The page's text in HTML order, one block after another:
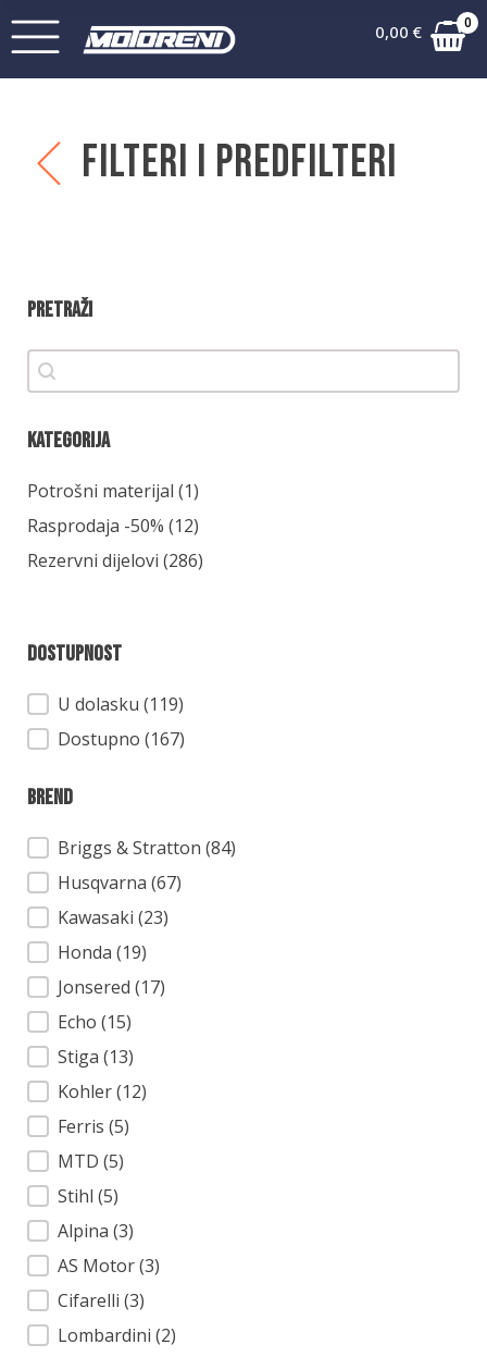
0,00 € 0
Filteri i predfilteri
Pretraži
Pretraži
Pretraži
Kategorija
Kategorija
Potrošni materijal (1)
Rasprodaja -50% (12)
Rezervni dijelovi (286)
Dostupnost
Dostupnost
U dolasku (119)
Dostupno (167)
Brend
BrendBriggs & Stratton (84)
Husqvarna (67)
Kawasaki (23)
Honda (19)
Jonsered (17)
Echo (15)
Stiga (13)
Kohler(12)
Ferris (5)
MTD (5)
Stihl (5)
Alpina (3)
AS Motor(3)
Cifarelli (3)
Lombardini (2)